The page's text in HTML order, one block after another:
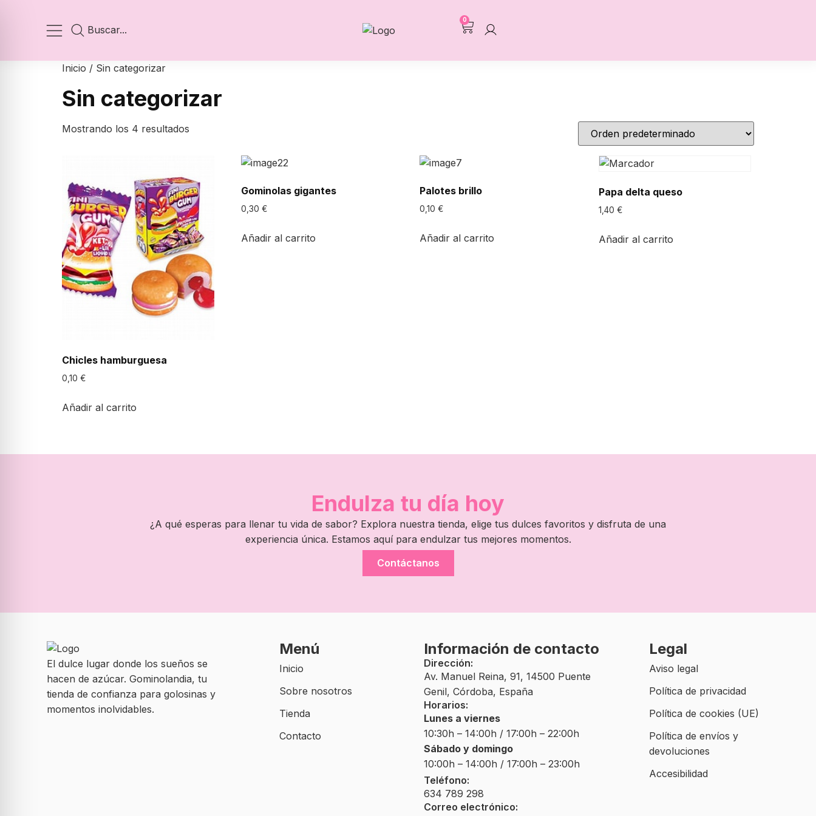
0
Inicio / Sin categorizar
Sin categorizar
Mostrando los 4 resultados
Chicles hamburguesa
0,10 €
Añadir al carrito
Gominolas gigantes
0,30 €
Añadir al carrito
Palotes brillo
0,10€
Añadir al carrito
Papa delta queso
1,40€
Añadir al carrito
Endulza tu día hoy
¿A qué esperas para llenar tu vida de sabor? Explora nuestra tienda, elige tus dulces favoritos y disfruta de una
experiencia única. Estamos aquí para endulzar tus mejores momentos.
Contáctanos
El dulce lugar donde los sueños se
hacen de azúcar. Gominolandia, tu
tienda de confianza para golosinas y
momentos inolvidables.
Menú
Inicio
Sobre nosotros
Tienda
Contacto
Información de contacto
Dirección:
Av. Manuel Reina, 91, 14500 Puente
Genil, Córdoba, España
Horarios:
Lunes a viernes
10:30h – 14:00h / 17:00h – 22:00h
Sábado y domingo
10:00h – 14:00h / 17:00h – 23:00h
Teléfono:
634 789 298
Correo electrónico:
Legal
Aviso legal
Política de privacidad
Política de cookies (UE)
Política de envíos y
devoluciones
Accesibilidad